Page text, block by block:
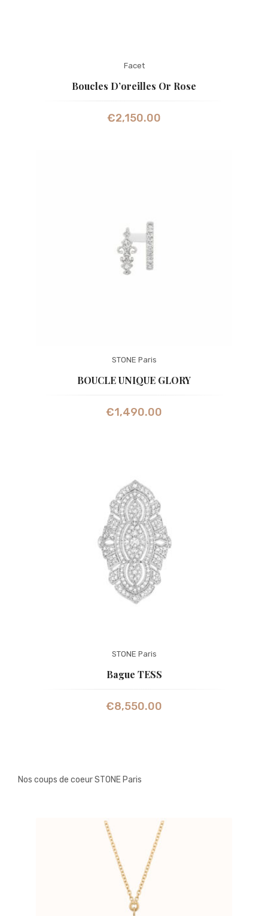
Facet
Boucles D’oreilles Or Rose
€2,150.00
STONE Paris
BOUCLE UNIQUE GLORY
€1,490.00
STONE Paris
Bague TESS
€8,550.00
Nos coups de coeur STONE Paris